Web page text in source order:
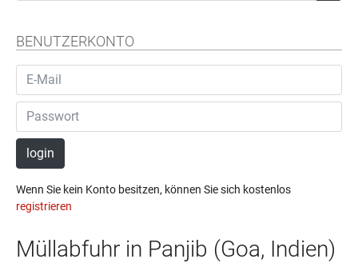
BENUTZERKONTO
login
Wenn Sie kein Konto besitzen, können Sie sich kostenlos
registrieren
Müllabfuhr in Panjib (Goa, Indien)